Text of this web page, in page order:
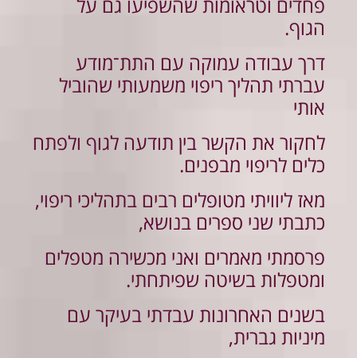
פחדים וטראומות שהשפיעו גם על
הגוף.
דרך עבודה עמוקה עם התת־מודע
עברתי תהליך ריפוי משמעותי שהוביל
אותי
לחקור את הקשר בין תודעה לגוף ולפתח
כלים לריפוי מבפנים.
מאז ליוויתי מטופלים רבים בתהליכי ריפוי,
כתבתי שני ספרים בנושא,
פרסמתי מאמרים ואני מכשירה מטפלים
ומטפלות בשיטה שפיתחתי.
בשנים האחרונות עבדתי בעיקר עם
מיניות גברית,